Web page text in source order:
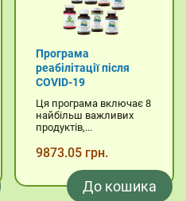
Програма
реабілітації після
COVID-19
Ця програма включає 8
найбільш важливих
продуктів,...
9873.05 грн.
До кошика